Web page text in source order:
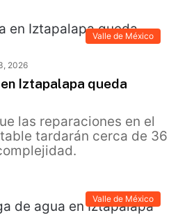
Valle de México
2026
Iztapalapa queda
las reparaciones en el
tardarán cerca de 36
Valle de México